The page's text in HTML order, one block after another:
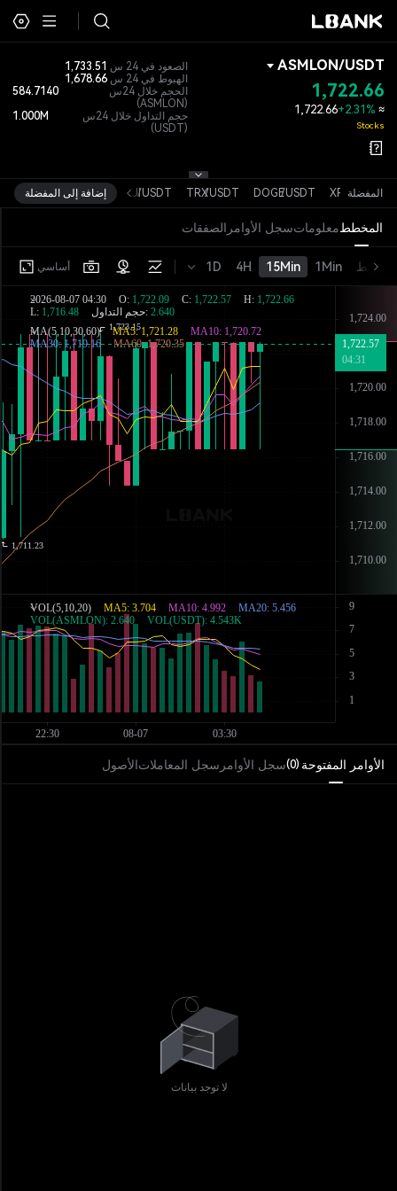
ASMLON/USDT
1,722.66
≈
1,722.66+2.31%
Stocks
الصعود في 24 س
1,733.51
الهبوط في 24 س
1,678.66
الحجم خلال 24س
(ASMLON)
584.7140
حجم التداول خلال 24س
(USDT)
1.000M
المفضلةXRP/USDT
DOGE/USDT
TRX/USDT
SUI/USDT إضافة إلى المفضلة
المخططمعلوماتسجل الأوامر الصفقات
خط 1Min
15Min
4H
1D أساسي
الأوامر المفتوحة (
0
)سجل الأوامر سجل المعاملاتالأصول
لا توجد بيانات